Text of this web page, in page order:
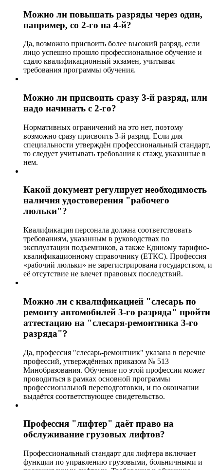
Можно ли повышать разряды через один,
например, со 2-го на 4-й?
Да, возможно присвоить более высокий разряд, если
лицо успешно прошло профессиональное обучение и
сдало квалификационный экзамен, учитывая
требования программы обучения.
Можно ли присвоить сразу 3-й разряд, или
надо начинать с 2-го?
Нормативных ограничений на это нет, поэтому
возможно сразу присвоить 3-й разряд. Если для
специальности утверждён профессиональный стандарт,
то следует учитывать требования к стажу, указанные в
нем.
Какой документ регулирует необходимость
наличия удостоверения "рабочего
люльки"?
Квалификация персонала должна соответствовать
требованиям, указанным в руководствах по
эксплуатации подъемников, а также Единому тарифно-
квалификационному справочнику (ЕТКС). Профессия
«рабочий люльки» не зарегистрирована государством, и
её отсутствие не влечет правовых последствий.
Можно ли с квалификацией "слесарь по
ремонту автомобилей 3-го разряда" пройти
аттестацию на "слесаря-ремонтника 3-го
разряда"?
Да, профессия "слесарь-ремонтник" указана в перечне
профессий, утверждённых приказом № 513
Минобразования. Обучение по этой профессии может
проводиться в рамках основной программы
профессиональной переподготовки, и по окончании
выдаётся соответствующее свидетельство.
Профессия "лифтер" даёт право на
обслуживание грузовых лифтов?
Профессиональный стандарт для лифтера включает
функции по управлению грузовыми, больничными и